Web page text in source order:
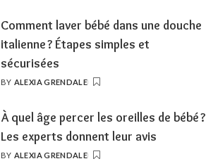
Comment laver bébé dans une douche
italienne ? Étapes simples et
sécurisées
POSTED
BY ALEXIA GRENDALE
À quel âge percer les oreilles de bébé ?
Les experts donnent leur avis
POSTED
BY ALEXIA GRENDALE